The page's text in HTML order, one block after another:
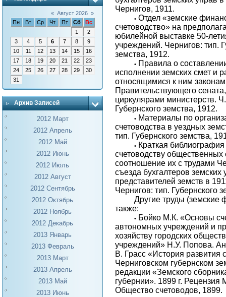
« Август 2026 »
Пн
Вт Ср Чт Пт Сб
Вс
1
2
3
4 5 6 7 8
9
10
11 12 13 14 15
16
17
18 19 20 21 22
23
24
25 26 27 28 29
30
31
Архив Записей
2012 Март
2012 Апрель
2012 Май
2012 Июнь
2012 Июль
2012 Август
2012 Сентябрь
2012 Октябрь
2012 Ноябрь
2012 Декабрь
2013 Январь
2013 Февраль
2013 Март
2013 Апрель
2013 Май
2013 Июнь
Чернигов, 1911.
• Отдел «земские
счетоводство» на
юбилейной выставке 50-
учреждений. Чернигов: тип.
земства, 1912.
• Правила о
исполнении земских смет и
относящимися к ним
Правительствующего
циркулярами министерств.
Губернского земства, 1912.
• Материалы по
счетоводства в уездных
тип. Губернского земства,
• Краткая
счетоводству
соотношение их с трудами
съезда бухгалтеров земских
представителей земств в
Чернигов: тип. Губернского
Другие труды
также:
• Бойко М.К. «Основы
автономных учреждений и
хозяйству городских
учреждений» Н.У. Попова.
В. Грасс «История развития
Черниговском губернском
редакции «Земского
губернии». 1899 г.
Общество счетоводов, 1899.